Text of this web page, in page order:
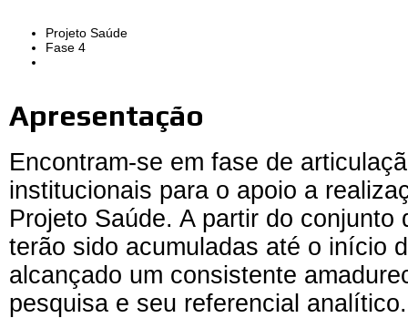
Projeto Saúde
Fase 4
Apresentação
Encontram-se em fase de
institucionais para o apoio a
Projeto Saúde. A partir do conjunto
terão sido acumuladas até o início
alcançado um consistente
pesquisa e seu referencial analítico.